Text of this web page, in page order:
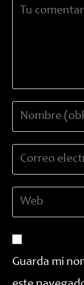
Comentario
usuario
para
de
para
comentar
Guarda mi